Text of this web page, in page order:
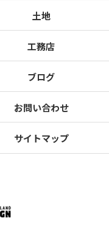
土地
工務店
ブログ
お問い合わせ
サイトマップ